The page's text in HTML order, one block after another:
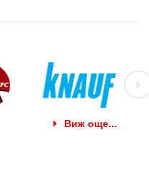
Виж още...